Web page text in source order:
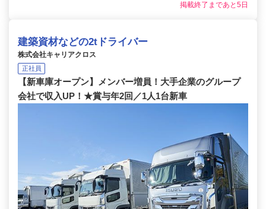
掲載終了まであと5日
建築資材などの2tドライバー
株式会社キャリアクロス
正社員
【新車庫オープン】メンバー増員！大手企業のグループ
会社で収入UP！★賞与年2回／1人1台新車